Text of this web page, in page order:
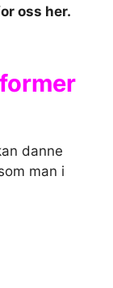
oss her.
danne
man i